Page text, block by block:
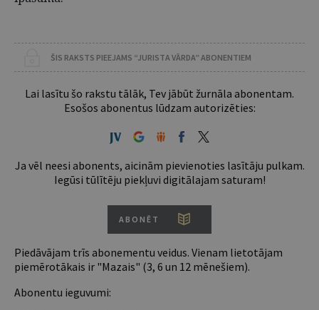
ŠIS RAKSTS PIEEJAMS “JURISTA VĀRDA” ABONENTIEM
Lai lasītu šo rakstu tālāk, Tev jābūt žurnāla abonentam.
Esošos abonentus lūdzam autorizēties:
Ja vēl neesi abonents, aicinām pievienoties lasītāju pulkam.
Iegūsi tūlītēju piekļuvi digitālajam saturam!
ABONĒT
Piedāvājam trīs abonementu veidus. Vienam lietotājam
piemērotākais ir "Mazais" (3, 6 un 12 mēnešiem).
Abonentu ieguvumi: